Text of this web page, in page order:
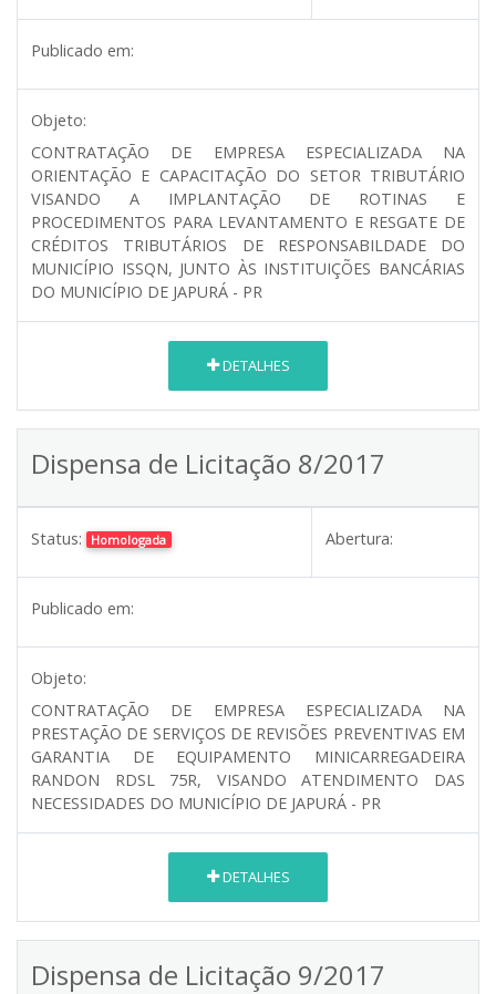
Publicado em:
Objeto:
CONTRATAÇÃO DE EMPRESA ESPECIALIZADA NA
ORIENTAÇÃO E CAPACITAÇÃO DO SETOR TRIBUTÁRIO
VISANDO A IMPLANTAÇÃO DE ROTINAS E
PROCEDIMENTOS PARA LEVANTAMENTO E RESGATE DE
CRÉDITOS TRIBUTÁRIOS DE RESPONSABILDADE DO
MUNICÍPIO ISSQN, JUNTO ÀS INSTITUIÇÕES BANCÁRIAS
DO MUNICÍPIO DE JAPURÁ - PR
DETALHES
Dispensa de Licitação 8/2017
Status: Homologada Abertura:
Publicado em:
Objeto:
CONTRATAÇÃO DE EMPRESA ESPECIALIZADA NA
PRESTAÇÃO DE SERVIÇOS DE REVISÕES PREVENTIVAS EM
GARANTIA DE EQUIPAMENTO MINICARREGADEIRA
RANDON RDSL 75R, VISANDO ATENDIMENTO DAS
NECESSIDADES DO MUNICÍPIO DE JAPURÁ - PR
DETALHES
Dispensa de Licitação 9/2017